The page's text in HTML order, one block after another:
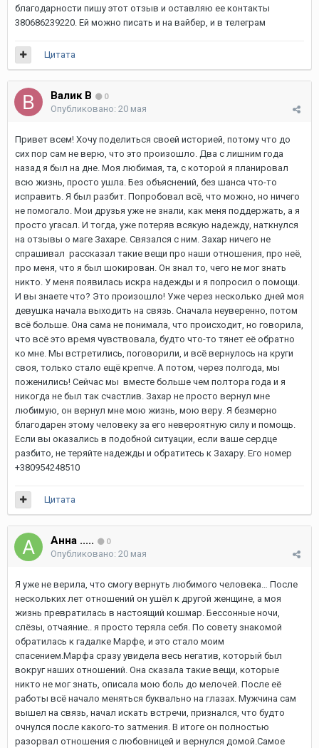
благодарности пишу этот отзыв и оставляю ее контакты
380686239220. Ей можно писать и на вайбер, и в телеграм
Цитата
Валик В 0
Опубликовано: 20 мая
Привет всем! Хочу поделиться своей историей, потому что до
сих пор сам не верю, что это произошло. Два с лишним года
назад я был на дне. Моя любимая, та, с которой я планировал
всю жизнь, просто ушла. Без объяснений, без шанса что-то
исправить. Я был разбит. Попробовал всё, что можно, но ничего
не помогало. Мои друзья уже не знали, как меня поддержать, а я
просто угасал. И тогда, уже потеряв всякую надежду, наткнулся
на отзывы о маге Захаре. Связался с ним. Захар ничего не
спрашивал рассказал такие вещи про наши отношения, про неё,
про меня, что я был шокирован. Он знал то, чего не мог знать
никто. У меня появилась искра надежды и я попросил о помощи.
И вы знаете что? Это произошло! Уже через несколько дней моя
девушка начала выходить на связь. Сначала неуверенно, потом
всё больше. Она сама не понимала, что происходит, но говорила,
что всё это время чувствовала, будто что-то тянет её обратно
ко мне. Мы встретились, поговорили, и всё вернулось на круги
своя, только стало ещё крепче. А потом, через полгода, мы
поженились! Сейчас мы вместе больше чем полтора года и я
никогда не был так счастлив. Захар не просто вернул мне
любимую, он вернул мне мою жизнь, мою веру. Я безмерно
благодарен этому человеку за его невероятную силу и помощь.
Если вы оказались в подобной ситуации, если ваше сердце
разбито, не теряйте надежды и обратитесь к Захару. Его номер
+380954248510
Цитата
Анна ..... 0
Опубликовано: 20 мая
Я уже не верила, что смогу вернуть любимого человека… После
нескольких лет отношений он ушёл к другой женщине, а моя
жизнь превратилась в настоящий кошмар. Бессонные ночи,
слёзы, отчаяние.. я просто теряла себя. По совету знакомой
обратилась к гадалке Марфе, и это стало моим
спасением.Марфа сразу увидела весь негатив, который был
вокруг наших отношений. Она сказала такие вещи, которые
никто не мог знать, описала мою боль до мелочей. После её
работы всё начало меняться буквально на глазах. Мужчина сам
вышел на связь, начал искать встречи, признался, что будто
очнулся после какого-то затмения. В итоге он полностью
разорвал отношения с любовницей и вернулся домой.Самое